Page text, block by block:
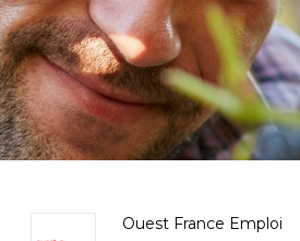
Ouest France Emploi